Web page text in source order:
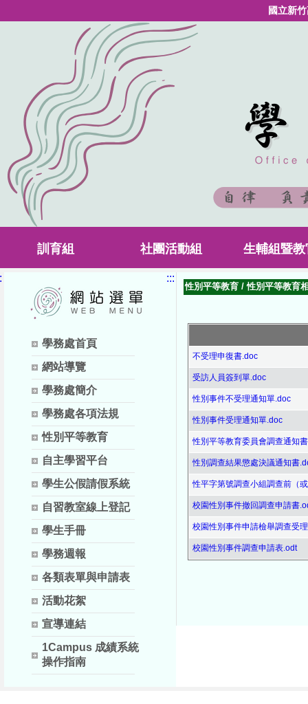
國立新
訓育組 社團活動組 生輔組暨教
學務處首頁
網站導覽
學務處簡介
學務處各項法規
性別平等教育
自主學習平台
學生公假請假系統
自習教室線上登記
學生手冊
學務週報
各類表單與申請表
活動花絮
宣導連結
1Campus 成績系統
操作指南
:::
性別平等教育 /性別平等教育
不受理申復書.doc
受訪人員簽到單.doc
性別事件不受理通知單.doc
性別事件受理通知單.doc
性別平等教育委員會調查通知
性別調查結果懲處決議通知書
性平字第號調查小組調查前（
校園性別事件撤回調查申請書
校園性別事件申請檢舉調查受
校園性別事件調查申請表.odt